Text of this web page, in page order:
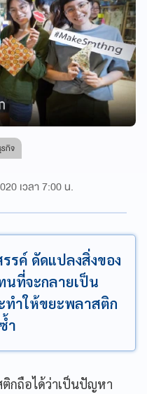
กิจ
เวลา 7:00 น.
รค์ ดัดแปลงสิ่งของ
ที่จะกลายเป็น
ทำให้ขยะพลาสติก
ำ
กถือได้ว่าเป็นปัญหา